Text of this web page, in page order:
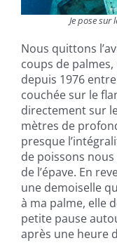
Je pose sur
Nous quittons
coups de
depuis 1976
couchée sur le
directement sur
mètres de
presque
de poissons
de l’épave. En
une demoiselle
à ma palme, elle
petite pause
après une heure